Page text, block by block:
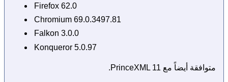
Firefox 62.0
Chromium 69.0.3497.81
Falkon 3.0.0
Konqueror 5.0.97
متوافقة أيضاً مع PrinceXML 11.